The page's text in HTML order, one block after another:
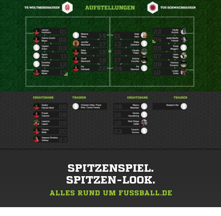
SPITZENSPIEL.
SPITZEN-LOOK.
ALLES RUND UM FUSSBALL.DE